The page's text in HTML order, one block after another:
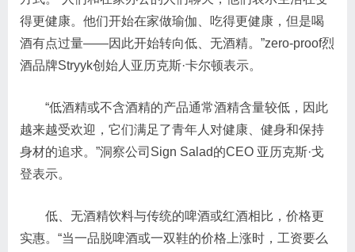
得更健康。他们开始在家做瑜伽、吃得更健康，但是喝
酒有点过量——因此开始转向低、无酒精。”zero-proof烈
酒品牌Stryyk创始人亚历克斯·卡尔顿表示。
“低酒精或不含酒精的产品通常酒精含量较低，因此
越来越受欢迎，它们满足了青年人对健康、健身和保持
身材的追求。”洞察公司Sign Salad的CEO 亚历克斯·戈
登表示。
低、无酒精饮料与传统的啤酒或红酒相比，价格更
实惠。“当一品脱啤酒或一双鞋的价格上涨时，工资要么